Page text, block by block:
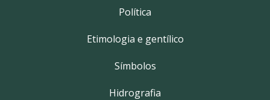
Política
Etimologia e gentílico
Símbolos
Hidrografia